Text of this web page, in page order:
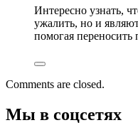
Интересно узнать,
ужалить, но и
помогая
Comments are closed.
Мы в соцсетях